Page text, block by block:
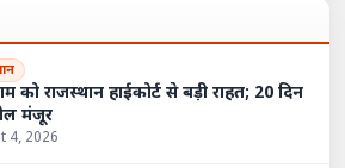
को राजस्थान हाईकोर्ट से बड़ी राहत; 20 दिन
मंजूर
4, 2026